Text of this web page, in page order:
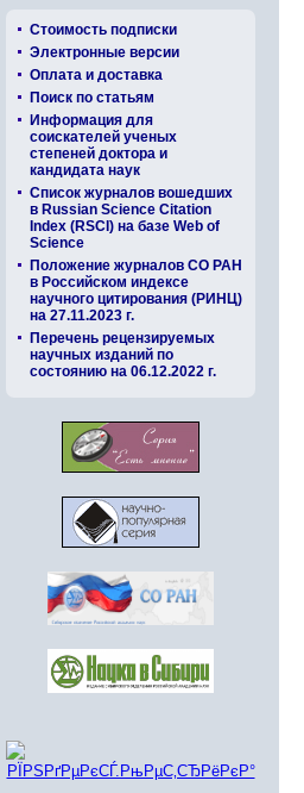
Стоимость подписки
Электронные версии
Оплата и доставка
Поиск по статьям
Информация для
соискателей ученых
степеней доктора и
кандидата наук
Список журналов вошедших
в Russian Science Citation
Index (RSCI) на базе Web of
Science
Положение журналов СО РАН
в Российском индексе
научного цитирования (РИНЦ)
на 27.11.2023 г.
Перечень рецензируемых
научных изданий по
состоянию на 06.12.2022 г.